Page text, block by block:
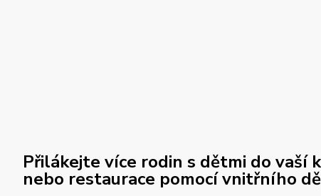
Přilákejte více rodin s dětmi do vaší
nebo restaurace pomocí vnitřního